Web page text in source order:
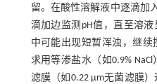
留。在酸性溶解液中逐滴加
滴加边监测pH值，直至溶
中可能出现短暂浑浊，继
求用等渗盐水（如0.9%
滤膜（如0.22 μm无菌滤膜